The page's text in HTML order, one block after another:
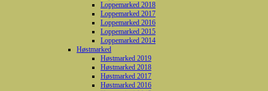
Loppemarked 2018
Loppemarked 2017
Loppemarked 2016
Loppemarked 2015
Loppemarked 2014
Høstmarked
Høstmarked 2019
Høstmarked 2018
Høstmarked 2017
Høstmarked 2016